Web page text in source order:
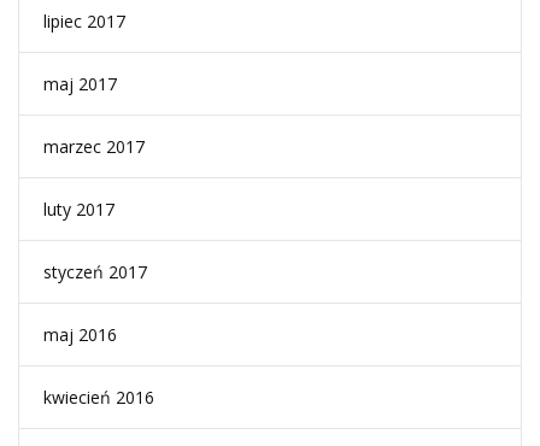
lipiec 2017
maj 2017
marzec 2017
luty 2017
styczeń 2017
maj 2016
kwiecień 2016